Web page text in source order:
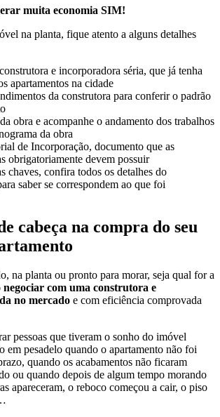
muita economia SIM!
na planta, fique atento a alguns detalhes
e incorporadora séria, que já tenha
apartamentos na cidade
da construtora para conferir o padrão
obra e acompanhe o andamento dos trabalhos
da obra
de Incorporação, documento que as
obrigatoriamente devem possuir
chaves, confira todos os detalhes do
saber se correspondem ao que foi
cabeça na compra do seu
na planta ou pronto para morar, seja qual for a
negociar com uma construtora e
no mercado e com eficiência comprovada
pessoas que tiveram o sonho do imóvel
em pesadelo quando o apartamento não foi
quando os acabamentos não ficaram
ou quando depois de algum tempo morando
apareceram, o reboco começou a cair, o piso